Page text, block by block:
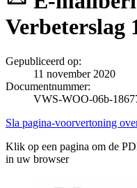
Verbeterslag
Gepubliceerd op:
11 november 2020
Documentnummer:
VWS-WOO-06b-
Sla pagina-voorvertoning
Klik op een pagina om de
in uw browser